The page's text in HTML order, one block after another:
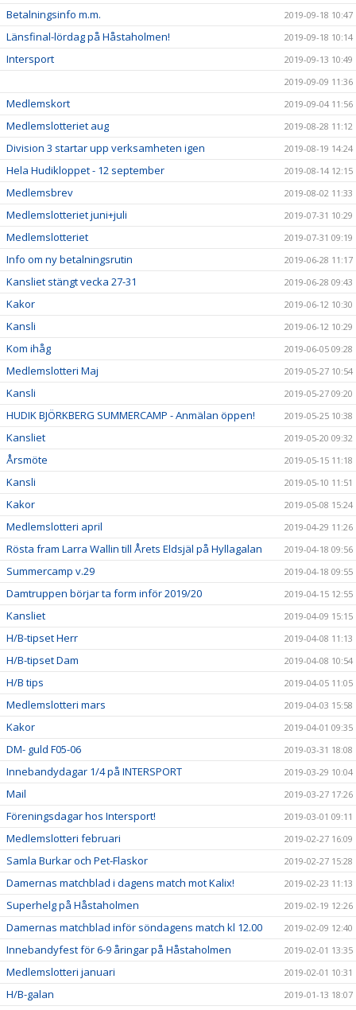
Betalningsinfo m.m. 2019-09-18 10:47
Länsfinal-lördag på Håstaholmen! 2019-09-18 10:14
Intersport
2019-09-13 10:49
2019-09-09 11:36
Medlemskort 2019-09-04 11:56
Medlemslotteriet aug 2019-08-28 11:12
Division 3 startar upp verksamheten igen 2019-08-19 14:24
Hela Hudikloppet - 12 september 2019-08-14 12:15
Medlemsbrev 2019-08-02 11:33
Medlemslotteriet juni+juli 2019-07-31 10:29
Medlemslotteriet 2019-07-31 09:19
Info om ny betalningsrutin 2019-06-28 11:17
Kansliet stängt vecka 27-31 2019-06-28 09:43
Kakor 2019-06-12 10:30
Kansli 2019-06-12 10:29
Kom ihåg 2019-06-05 09:28
Medlemslotteri Maj 2019-05-27 10:54
Kansli 2019-05-27 09:20
HUDIK BJÖRKBERG SUMMERCAMP - Anmälan öppen! 2019-05-25 10:38
Kansliet 2019-05-20 09:32
Årsmöte 2019-05-15 11:18
Kansli 2019-05-10 11:51
Kakor 2019-05-08 15:24
Medlemslotteri april 2019-04-29 11:26
Rösta fram Larra Wallin till Årets Eldsjäl på Hyllagalan 2019-04-18 09:56
Summercamp v.29 2019-04-18 09:55
Damtruppen börjar ta form inför 2019/20 2019-04-15 12:55
Kansliet 2019-04-09 15:15
H/B-tipset Herr 2019-04-08 11:13
H/B-tipset Dam 2019-04-08 10:54
H/B tips 2019-04-05 11:05
Medlemslotteri mars 2019-04-03 15:58
Kakor 2019-04-01 09:35
DM- guld F05-06 2019-03-31 18:08
Innebandydagar 1/4 på INTERSPORT 2019-03-29 10:04
Mail 2019-03-27 17:26
Föreningsdagar hos Intersport! 2019-03-01 09:11
Medlemslotteri februari 2019-02-27 16:09
Samla Burkar och Pet-Flaskor 2019-02-27 15:28
Damernas matchblad i dagens match mot Kalix! 2019-02-23 11:13
Superhelg på Håstaholmen 2019-02-19 12:26
Damernas matchblad inför söndagens match kl 12.00 2019-02-09 12:40
Innebandyfest för 6-9 åringar på Håstaholmen 2019-02-01 13:35
Medlemslotteri januari 2019-02-01 10:31
H/B-galan 2019-01-13 18:07